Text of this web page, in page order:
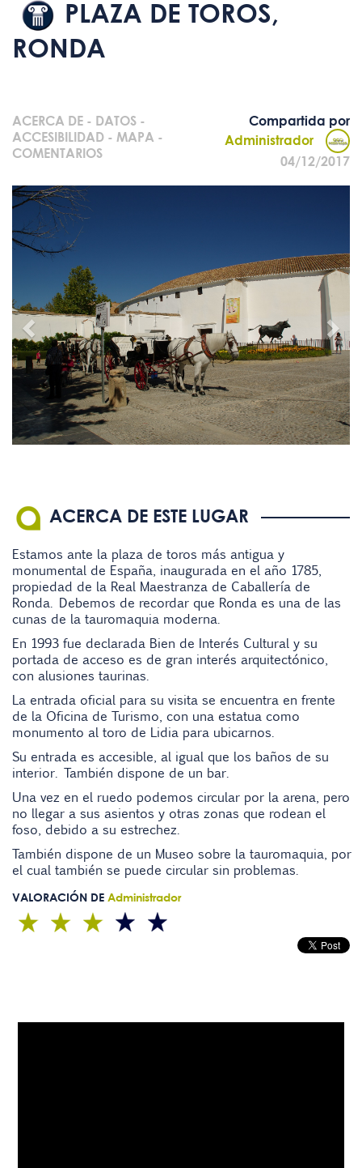
PLAZA DE TOROS,
RONDA
ACERCA DE - DATOS -
ACCESIBILIDAD - MAPA -
COMENTARIOS
Compartida por
Administrador
04/12/2017
ACERCA DE ESTE LUGAR
Estamos ante la plaza de toros más antigua y
monumental de España, inaugurada en el año 1785,
propiedad de la Real Maestranza de Caballería de
Ronda. Debemos de recordar que Ronda es una de las
cunas de la tauromaquia moderna.
En 1993 fue declarada Bien de Interés Cultural y su
portada de acceso es de gran interés arquitectónico,
con alusiones taurinas.
La entrada oficial para su visita se encuentra en frente
de la Oficina de Turismo, con una estatua como
monumento al toro de Lidia para ubicarnos.
Su entrada es accesible, al igual que los baños de su
interior. También dispone de un bar.
Una vez en el ruedo podemos circular por la arena, pero
no llegar a sus asientos y otras zonas que rodean el
foso, debido a su estrechez.
También dispone de un Museo sobre la tauromaquia, por
el cual también se puede circular sin problemas.
VALORACIÓN DE Administrador